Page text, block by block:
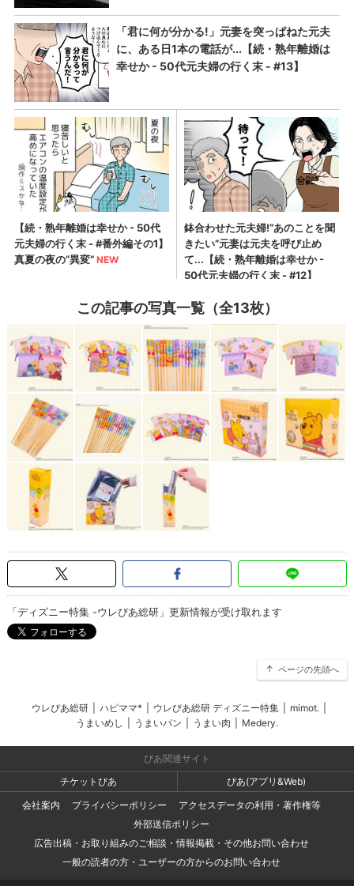
この記事の写真一覧（全13枚）
「ディズニー特集 -ウレぴあ総研」更新情報が受け取れます
ページの先頭へ
ウレぴあ総研 ハピママ* ウレぴあ総研 ディズニー特集 mimot.
うまいめし
うまいパン うまい肉 Medery.
ぴあ関連サイト
チケットぴあ
ぴあ(アプリ&Web)
会社案内
プライバシーポリシー
アクセスデータの利用・著作権等
外部送信ポリシー
広告出稿・お取り組みのご相談・情報掲載・その他お問い合わせ
一般の読者の方・ユーザーの方からのお問い合わせ